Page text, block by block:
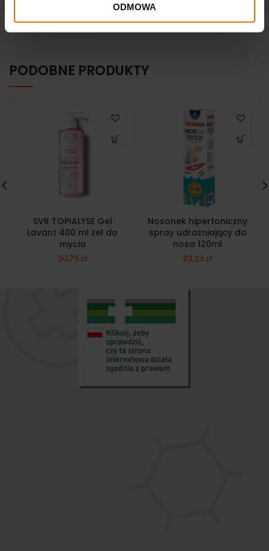
ODMOWA
DOSTAWA I PŁATNOŚĆ
PODOBNE PRODUKTY
SVR TOPIALYSE Gel
Lavant 400 ml żel do
mycia
50,75 zł
Nosonek hipertoniczny
spray udrażniający do
nosa 120ml
23,13 zł